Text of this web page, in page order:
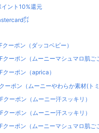
ント10%還元
㌽
ーポン（ダッコベビー）
ーポン（ムーニーマシュマロ肌ご
ーポン（aprica）
ーポン（ムーニーやわらか素材(トミ
ーポン（ムーニー汗スッキリ）
ーポン（ムーニー汗スッキリ）
ーポン（ムーニーマシュマロ肌ご